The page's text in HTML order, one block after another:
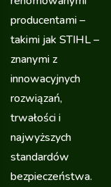
producentami –
takimi jak STIHL –
znanymi z
innowacyjnych
rozwiązań,
trwałości i
najwyższych
standardów
bezpieczeństwa.